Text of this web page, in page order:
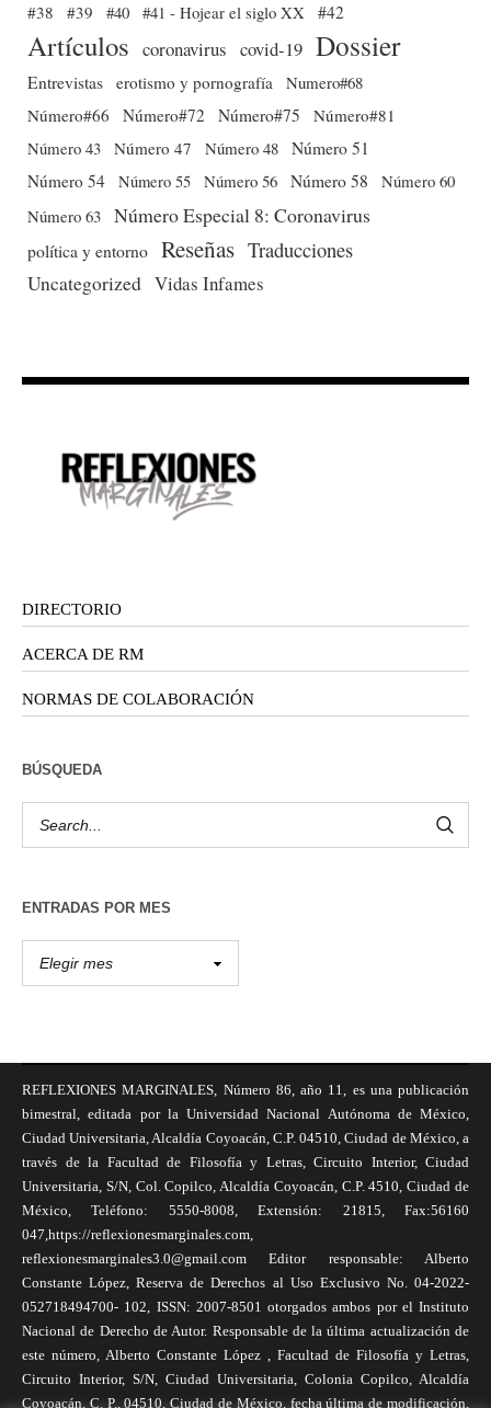
#38
#39 #40 #41 - Hojear el siglo XX #42
Artículos coronavirus covid-19 Dossier
Entrevistas erotismo y pornografía Numero#68
Número#66
Número#72 Número#75
Número#81
Número 43 Número 47 Número 48 Número 51
Número 54 Número 55 Número 56 Número 58
Número 60
Número 63 Número Especial 8: Coronavirus
política y entorno Reseñas Traducciones
Uncategorized Vidas Infames
DIRECTORIO
ACERCA DE RM
NORMAS DE COLABORACIÓN
BÚSQUEDA
ENTRADAS POR MES
REFLEXIONES MARGINALES, Número 86, año 11, es una publicación
bimestral, editada por la Universidad Nacional Autónoma de México,
Ciudad Universitaria, Alcaldía Coyoacán, C.P. 04510, Ciudad de México, a
través de la Facultad de Filosofía y Letras, Circuito Interior, Ciudad
Universitaria, S/N, Col. Copilco, Alcaldía Coyoacán, C.P. 4510, Ciudad de
México, Teléfono: 5550-8008, Extensión: 21815, Fax:56160
047,https://reflexionesmarginales.com,
reflexionesmarginales3.0@gmail.com Editor responsable: Alberto
Constante López, Reserva de Derechos al Uso Exclusivo No. 04-2022-
052718494700- 102, ISSN: 2007-8501 otorgados ambos por el Instituto
Nacional de Derecho de Autor. Responsable de la última actualización de
este número, Alberto Constante López , Facultad de Filosofía y Letras,
Circuito Interior, S/N, Ciudad Universitaria, Colonia Copilco, Alcaldía
Coyoacán, C. P., 04510, Ciudad de México, fecha última de modificación,